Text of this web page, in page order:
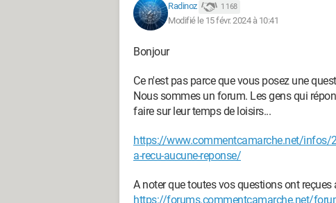
Radinoz 1 168
Modifié le 15 févr. 2024 à 10:41
Bonjour
Ce n'est pas parce que vous posez une
Nous sommes un forum. Les gens qui
faire sur leur temps de loisirs...
https://www.commentcamarche.net/infos/
a-recu-aucune-reponse/
A noter que toutes vos questions ont reçues
https://forums.commentcamarche.net/